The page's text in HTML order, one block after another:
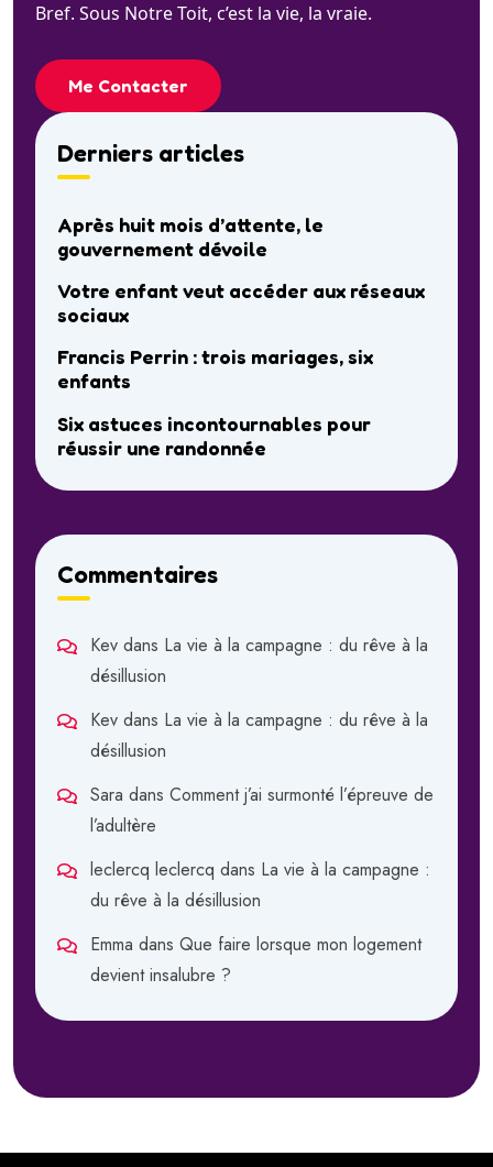
Bref. Sous Notre Toit, c’est la vie, la vraie.
Me Contacter
Derniers articles
Après huit mois d’attente, le
gouvernement dévoile
Votre enfant veut accéder aux réseaux
sociaux
Francis Perrin : trois mariages, six
enfants
Six astuces incontournables pour
réussir une randonnée
Commentaires
Kev dans La vie à la campagne : du rêve à la
désillusion
Kev dans La vie à la campagne : du rêve à la
désillusion
Sara dans Comment j’ai surmonté l’épreuve de
l’adultère
leclercq leclercq dans La vie à la campagne :
du rêve à la désillusion
Emma dans Que faire lorsque mon logement
devient insalubre ?